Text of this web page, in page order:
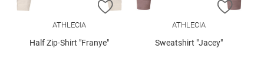
ZUR WUNSCHLISTE HINZUFÜGEN
ATHLECIA
Half Zip-Shirt "Franye"
ZUR
ATHLECIA
Sweatshirt "Jacey"